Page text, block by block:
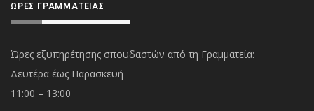
ΏΡΕΣ ΓΡΑΜΜΑΤΕΊΑΣ
Ώρες εξυπηρέτησης σπουδαστών από τη Γραμματεία:
Δευτέρα έως Παρασκευή
11:00 – 13:00